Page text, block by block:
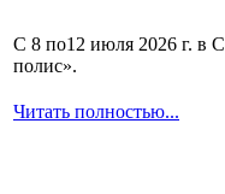
С 8 по12 июля 2026 г. в
полис».
Читать полностью...